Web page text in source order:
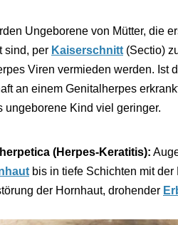
Ungeborene von Mütter, die
sind, per Kaiserschnitt (Sectio)
Viren vermieden werden. Ist
an einem Genitalherpes
ungeborene Kind viel geringer.
(Herpes-Keratitis):
bis in tiefe Schichten mit der
der Hornhaut, drohender